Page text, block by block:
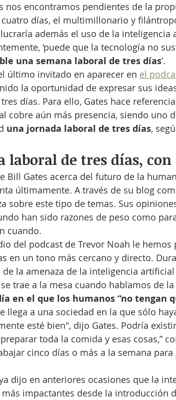
nos encontramos pendientes de la
días, el multimillonario y
además el uso de la inteligencia
‘puede que la tecnología no
una semana laboral de tres días’.
último invitado en aparecer en el
la oportunidad de expresar sus
días. Para ello, Gates hace
cobre aún más presencia, siendo uno
una jornada laboral de tres días,
laboral de tres días, con
Bill Gates acerca del futuro de la
últimamente. A través de su blog
sobre este tipo de temas. Sus
han sido razones de peso como
cuando.
del podcast de Trevor Noah le hemos
en un tono más cercano y directo.
de la amenaza de la inteligencia
trae a la mesa cuando hablamos de
en el que los humanos “no tengan
llega a una sociedad en la que sólo
esté bien", dijo Gates. Podría
toda la comida y esas cosas,”
cinco días o más a la semana para
dijo en anteriores ocasiones que la
impactantes desde la introducción